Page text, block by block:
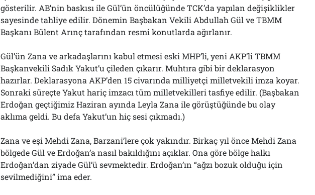
gösterilir. AB’nin baskısı ile Gül’ün öncülüğünde TCK’da yapılan değişiklikler
sayesinde tahliye edilir. Dönemin Başbakan Vekili Abdullah Gül ve TBMM
Başkanı Bülent Arınç tarafından resmi konutlarda ağırlanır.
Gül’ün Zana ve arkadaşlarını kabul etmesi eski MHP’li, yeni AKP’li TBMM
Başkanvekili Sadık Yakut’u çileden çıkarır. Muhtıra gibi bir deklarasyon
hazırlar. Deklarasyona AKP’den 15 civarında milliyetçi milletvekili imza koyar.
Sonraki süreçte Yakut hariç imzacı tüm milletvekilleri tasfiye edilir. (Başbakan
Erdoğan geçtiğimiz Haziran ayında Leyla Zana ile görüştüğünde bu olay
aklıma geldi. Bu defa Yakut’un hiç sesi çıkmadı.)
Zana ve eşi Mehdi Zana, Barzani’lere çok yakındır. Birkaç yıl önce Mehdi Zana
bölgede Gül ve Erdoğan’a nasıl bakıldığını açıklar. Ona göre bölge halkı
Erdoğan’dan ziyade Gül’ü sevmektedir. Erdoğan’ın “ağzı bozuk olduğu için
sevilmediğini” ima eder.